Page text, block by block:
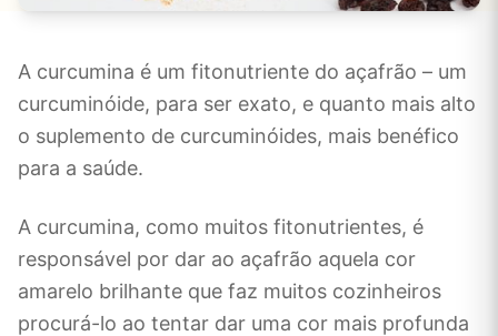
A curcumina é um fitonutriente do açafrão – um
curcuminóide, para ser exato, e quanto mais alto
o suplemento de curcuminóides, mais benéfico
para a saúde.
A curcumina, como muitos fitonutrientes, é
responsável por dar ao açafrão aquela cor
amarelo brilhante que faz muitos cozinheiros
procurá-lo ao tentar dar uma cor mais profunda